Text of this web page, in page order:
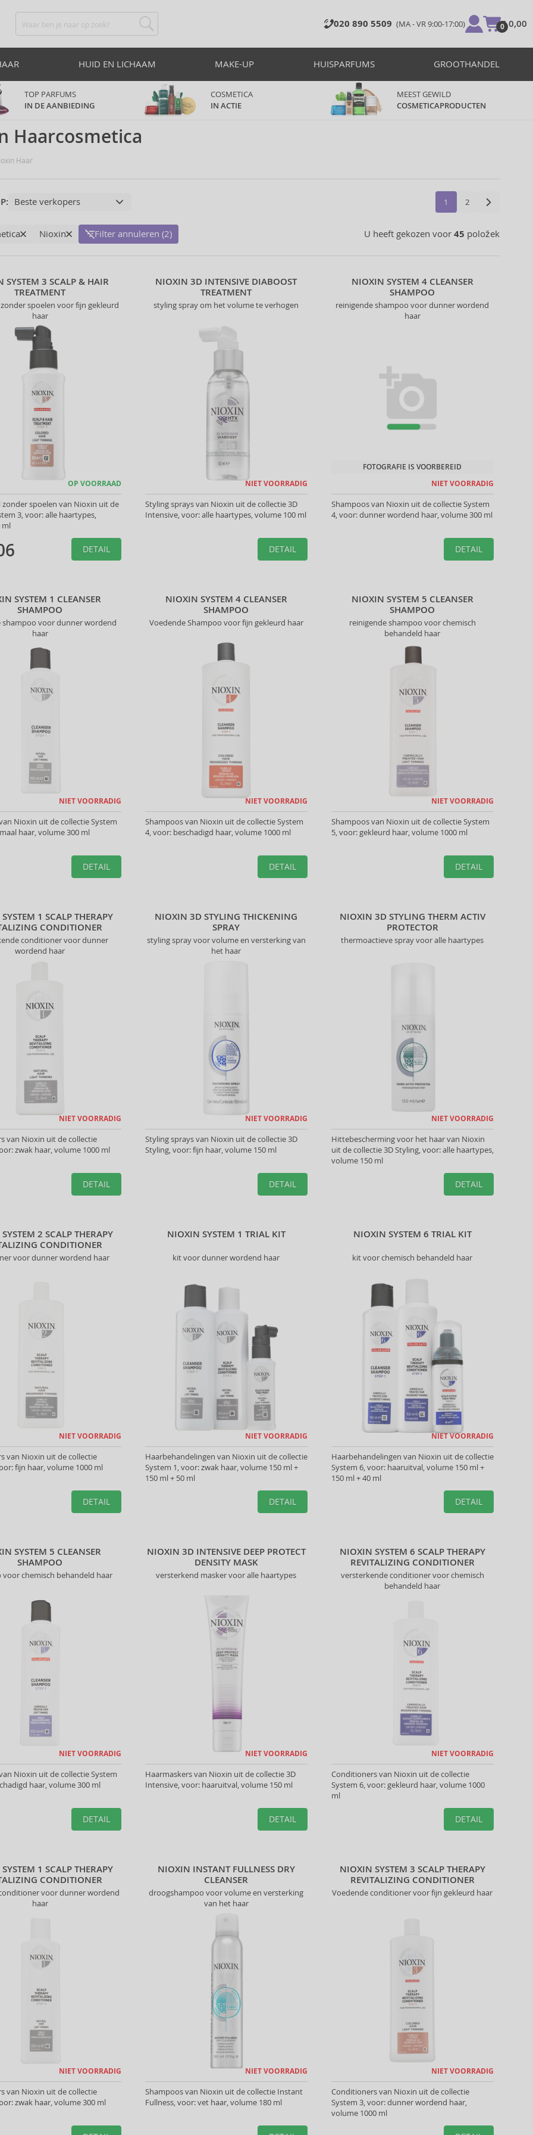
020 890 5509 (MA - VR 9:00-17:00) 0
€ 0,00
HUID EN LICHAAM MAKE-UP HUISPARFUMS GROOTHANDEL
TOP PARFUMS
IN DE AANBIEDING
COSMETICA
IN ACTIE
MEEST GEWILD
COSMETICAPRODUCTEN
Haarcosmetica
Haar
1 2
U heeft gekozen voor 45 položek
Nioxin Filter annuleren (2)
SYSTEM 3 SCALP & HAIR
TREATMENT
spoelen voor fijn gekleurd
haar
OP VOORRAAD
spoelen van Nioxin uit de
3, voor: alle haartypes,
ml
DETAIL
NIOXIN 3D INTENSIVE DIABOOST
TREATMENT
styling spray om het volume te verhogen
NIET VOORRADIG
Styling sprays van Nioxin uit de collectie 3D
Intensive, voor: alle haartypes, volume 100 ml
DETAIL
NIOXIN SYSTEM 4 CLEANSER
SHAMPOO
reinigende shampoo voor dunner wordend
haar
FOTOGRAFIE IS VOORBEREID
NIET VOORRADIG
Shampoos van Nioxin uit de collectie System
4, voor: dunner wordend haar, volume 300 ml
DETAIL
SYSTEM 1 CLEANSER
SHAMPOO
shampoo voor dunner wordend
haar
NIET VOORRADIG
Nioxin uit de collectie System
haar, volume 300 ml
DETAIL
NIOXIN SYSTEM 4 CLEANSER
SHAMPOO
Voedende Shampoo voor fijn gekleurd haar
NIET VOORRADIG
Shampoos van Nioxin uit de collectie System
4, voor: beschadigd haar, volume 1000 ml
DETAIL
NIOXIN SYSTEM 5 CLEANSER
SHAMPOO
reinigende shampoo voor chemisch
behandeld haar
NIET VOORRADIG
Shampoos van Nioxin uit de collectie System
5, voor: gekleurd haar, volume 1000 ml
DETAIL
1 SCALP THERAPY
CONDITIONER
conditioner voor dunner
wordend haar
NIET VOORRADIG
van Nioxin uit de collectie
zwak haar, volume 1000 ml
DETAIL
NIOXIN 3D STYLING THICKENING
SPRAY
styling spray voor volume en versterking van
het haar
NIET VOORRADIG
Styling sprays van Nioxin uit de collectie 3D
Styling, voor: fijn haar, volume 150 ml
DETAIL
NIOXIN 3D STYLING THERM ACTIV
PROTECTOR
thermoactieve spray voor alle haartypes
NIET VOORRADIG
Hittebescherming voor het haar van Nioxin
uit de collectie 3D Styling, voor: alle haartypes,
volume 150 ml
DETAIL
2 SCALP THERAPY
CONDITIONER
voor dunner wordend haar
NIET VOORRADIG
van Nioxin uit de collectie
fijn haar, volume 1000 ml
DETAIL
NIOXIN SYSTEM 1 TRIAL KIT
kit voor dunner wordend haar
NIET VOORRADIG
Haarbehandelingen van Nioxin uit de collectie
System 1, voor: zwak haar, volume 150 ml +
150 ml + 50 ml
DETAIL
NIOXIN SYSTEM 6 TRIAL KIT
kit voor chemisch behandeld haar
NIET VOORRADIG
Haarbehandelingen van Nioxin uit de collectie
System 6, voor: haaruitval, volume 150 ml +
150 ml + 40 ml
DETAIL
SYSTEM 5 CLEANSER
SHAMPOO
voor chemisch behandeld haar
NIET VOORRADIG
Nioxin uit de collectie System
haar, volume 300 ml
DETAIL
NIOXIN 3D INTENSIVE DEEP PROTECT
DENSITY MASK
versterkend masker voor alle haartypes
NIET VOORRADIG
Haarmaskers van Nioxin uit de collectie 3D
Intensive, voor: haaruitval, volume 150 ml
DETAIL
NIOXIN SYSTEM 6 SCALP THERAPY
REVITALIZING CONDITIONER
versterkende conditioner voor chemisch
behandeld haar
NIET VOORRADIG
Conditioners van Nioxin uit de collectie
System 6, voor: gekleurd haar, volume 1000
ml
DETAIL
1 SCALP THERAPY
CONDITIONER
voor dunner wordend
haar
NIET VOORRADIG
van Nioxin uit de collectie
zwak haar, volume 300 ml
NIOXIN INSTANT FULLNESS DRY
CLEANSER
droogshampoo voor volume en versterking
van het haar
NIET VOORRADIG
Shampoos van Nioxin uit de collectie Instant
Fullness, voor: vet haar, volume 180 ml
NIOXIN SYSTEM 3 SCALP THERAPY
REVITALIZING CONDITIONER
Voedende conditioner voor fijn gekleurd haar
NIET VOORRADIG
Conditioners van Nioxin uit de collectie
System 3, voor: dunner wordend haar,
volume 1000 ml